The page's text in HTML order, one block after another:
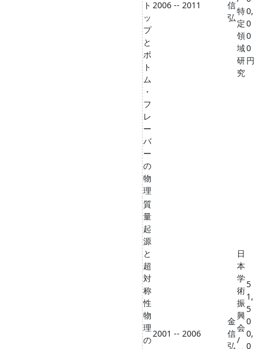
ト
ッ
プ
と
ボ
ト
ム
・
フ
レ
ー
バ
ー
の
物
理
2006 -- 2011
信
弘
特
定
領
域
研
究
0,
0
0
0
円
質
量
起
源
と
超
対
称
性
物
理
の
2001 -- 2006
金
信
弘
日
本
学
術
振
興
会
/
5
1,
5
0
0,
0